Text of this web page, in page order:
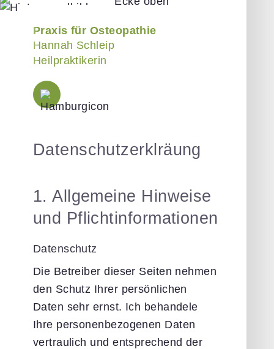
Praxis für Osteopathie
Hannah Schleip
Heilpraktikerin
Datenschutzerklräung
1. Allgemeine Hinweise
und Pflichtinformationen
Datenschutz
Die Betreiber dieser Seiten nehmen
den Schutz Ihrer persönlichen
Daten sehr ernst. Ich behandele
Ihre personenbezogenen Daten
vertraulich und entsprechend der